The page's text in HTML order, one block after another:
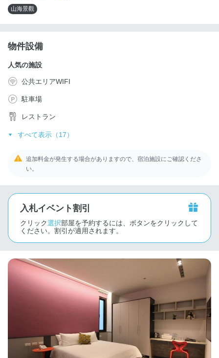
山海景觀
物件設備
人気の施設
公共エリアWIFI
駐車場
レストラン
すべて表示（17）
追加料金が発生する場合がありますので、宿泊施設にご確認くださ
い。
入札イベント割引
クリック選択部屋を予約するには、ボタンをクリックして
ください。割引が適用されます。